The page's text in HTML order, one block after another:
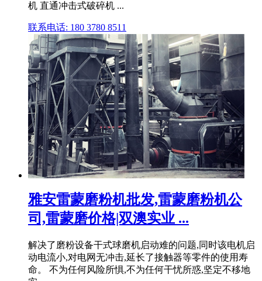
机 直通冲击式破碎机 ...
联系电话: 180 3780 8511
雅安雷蒙磨粉机批发,雷蒙磨粉机公
司,雷蒙磨价格|双澳实业 ...
解决了磨粉设备干式球磨机启动难的问题,同时该电机启
动电流小,对电网无冲击,延长了接触器等零件的使用寿
命。 不为任何风险所惧,不为任何干忧所惑,坚定不移地